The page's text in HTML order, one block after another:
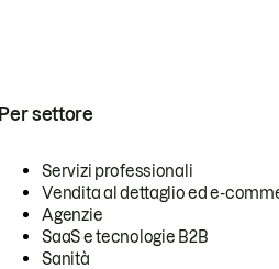
Per settore
Servizi professionali
Vendita al dettaglio ed e-
Agenzie
SaaS e tecnologie B2B
Sanità